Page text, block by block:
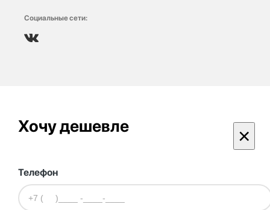
Социальные сети:
Хочу дешевле ×
Телефон